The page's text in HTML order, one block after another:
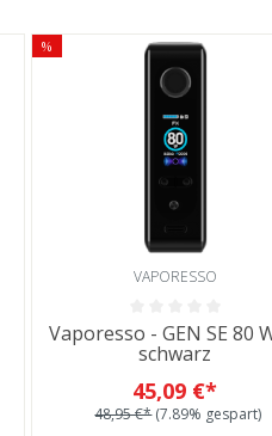
%
VAPORESSO
Vaporesso - GEN SE 80
schwarz
45,09 €*
48,95 €* (7.89% gespart)